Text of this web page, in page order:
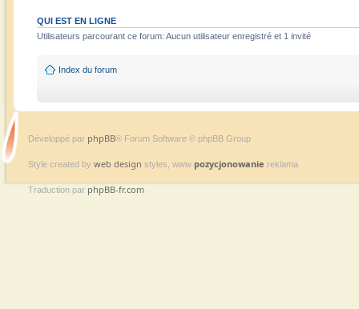
QUI EST EN LIGNE
Utilisateurs parcourant ce forum: Aucun utilisateur enregistré et 1 invité
Index du forum
Développé par phpBB® Forum Software © phpBB Group
Style created by web design styles, www pozycjonowanie reklama
Traduction par phpBB-fr.com